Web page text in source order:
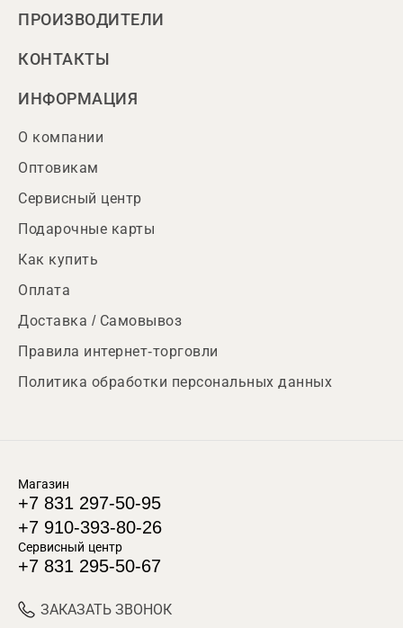
ПРОИЗВОДИТЕЛИ
КОНТАКТЫ
ИНФОРМАЦИЯ
О компании
Оптовикам
Сервисный центр
Подарочные карты
Как купить
Оплата
Доставка / Самовывоз
Правила интернет-торговли
Политика обработки персональных данных
Магазин
+7 831 297-50-95
+7 910-393-80-26
Сервисный центр
+7 831 295-50-67
ЗАКАЗАТЬ ЗВОНОК